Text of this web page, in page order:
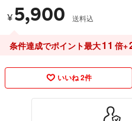
¥ 5,900 送料込
条件達成でポイント最大11 倍+
いいね 2件